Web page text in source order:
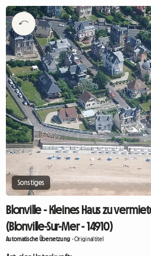
Sonstiges
Blonville - Kleines Haus zu
(Blonville-Sur-Mer - 14910)
Automatische Übersetzung -Originaltitel